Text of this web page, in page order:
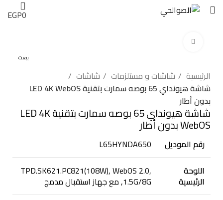
EGP0
بيعت
الرئيسية شاشات و مستلزمات
شاشات
شاشة هيونداي 65 بوصه سمارت بتقنية LED 4K WebOS
بدون أطار
شاشة هيونداي 65 بوصه سمارت بتقنية LED 4K
WebOS بدون أطار
رقم الموديل
L65HYNDA650
اللوحة
الرئيسية
TPD.SK621.PC821(108W), WebOS 2.0,
1.5G/8G, مع جهاز استقبال مدمج